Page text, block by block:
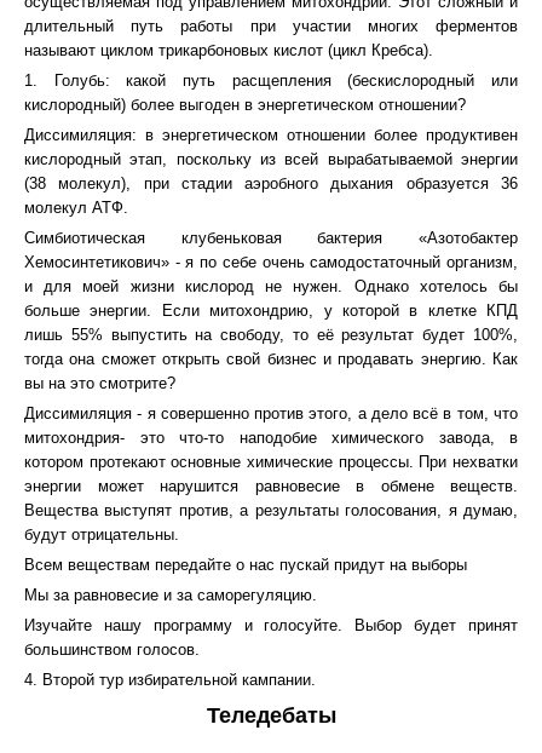
длительный путь работы при участии многих ферментов
называют циклом трикарбоновых кислот (цикл Кребса).
1. Голубь: какой путь расщепления (бескислородный или
кислородный) более выгоден в энергетическом отношении?
Диссимиляция: в энергетическом отношении более продуктивен
кислородный этап, поскольку из всей вырабатываемой энергии
(38 молекул), при стадии аэробного дыхания образуется 36
молекул АТФ.
Симбиотическая клубеньковая бактерия «Азотобактер
Хемосинтетикович» - я по себе очень самодостаточный организм,
и для моей жизни кислород не нужен. Однако хотелось бы
больше энергии. Если митохондрию, у которой в клетке КПД
лишь 55% выпустить на свободу, то её результат будет 100%,
тогда она сможет открыть свой бизнес и продавать энергию. Как
вы на это смотрите?
Диссимиляция - я совершенно против этого, а дело всё в том, что
митохондрия- это что-то наподобие химического завода, в
котором протекают основные химические процессы. При нехватки
энергии может нарушится равновесие в обмене веществ.
Вещества выступят против, а результаты голосования, я думаю,
будут отрицательны.
Всем веществам передайте о нас пускай придут на выборы
Мы за равновесие и за саморегуляцию.
Изучайте нашу программу и голосуйте. Выбор будет принят
большинством голосов.
4. Второй тур избирательной кампании.
Теледебаты